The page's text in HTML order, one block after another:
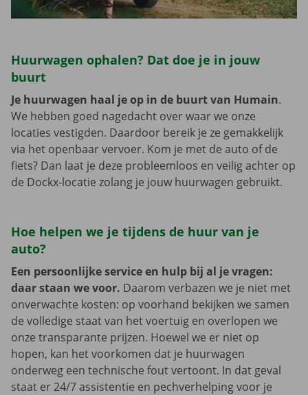
Huurwagen ophalen? Dat doe je in jouw
buurt
Je huurwagen haal je op in de buurt van Humain.
We hebben goed nagedacht over waar we onze
locaties vestigden. Daardoor bereik je ze gemakkelijk
via het openbaar vervoer. Kom je met de auto of de
fiets? Dan laat je deze probleemloos en veilig achter op
de Dockx-locatie zolang je jouw huurwagen gebruikt.
Hoe helpen we je tijdens de huur van je
auto?
Een persoonlijke service en hulp bij al je vragen:
daar staan we voor. Daarom verbazen we je niet met
onverwachte kosten: op voorhand bekijken we samen
de volledige staat van het voertuig en overlopen we
onze transparante prijzen. Hoewel we er niet op
hopen, kan het voorkomen dat je huurwagen
onderweg een technische fout vertoont. In dat geval
staat er 24/7 assistentie en pechverhelping voor je